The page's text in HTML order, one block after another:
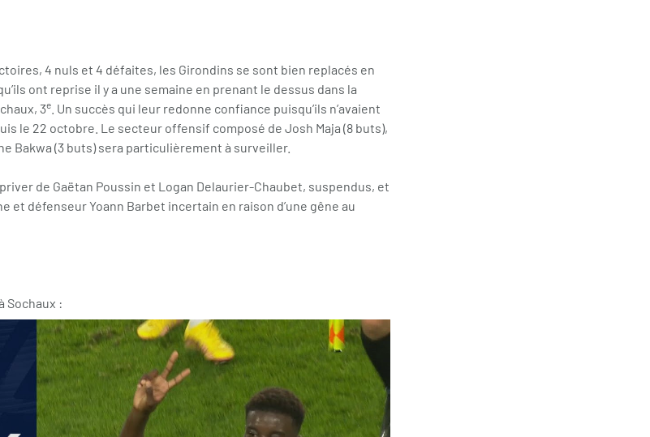
4 nuls et 4 défaites, les Girondins se sont bien replacés en
ont reprise il y a une semaine en prenant le dessus dans la
3e . Un succès qui leur redonne confiance puisqu’ils n’avaient
le 22 octobre. Le secteur offensif composé de Josh Maja (8 buts),
Bakwa (3 buts) sera particulièrement à surveiller.
de Gaëtan Poussin et Logan Delaurier-Chaubet, suspendus, et
et défenseur Yoann Barbet incertain en raison d’une gêne au
Sochaux :